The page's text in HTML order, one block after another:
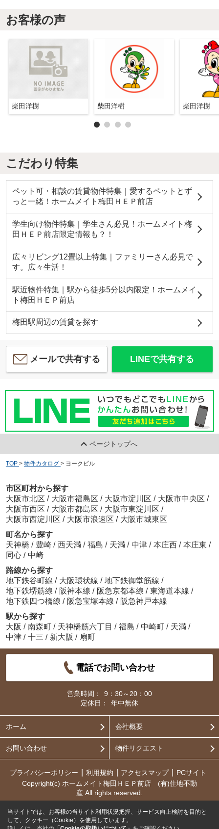
お客様の声
柴田洋樹 柴田洋樹 柴田洋樹
こだわり特集
ペット可・相談の賃貸物件特集｜愛するペットとず
っと一緒！ホームメイト梅田ＨＥＰ前店
学生向け物件特集｜学生さん必見！ホームメイト梅
田ＨＥＰ前店限定情報も？！
広々リビング12畳以上特集｜ファミリーさん必見で
す。広々生活！
駅近物件特集｜駅から徒歩5分以内限定！ホームメイ
ト梅田ＨＥＰ前店
梅田駅周辺の賃貸を探す
メールで共有する LINEで共有する
ページトップへ
TOP > 物件カタログ > ヨークビル
市区町村から探す
大阪市北区 / 大阪市福島区 / 大阪市淀川区 / 大阪市中央区 /
大阪市西区 / 大阪市都島区 / 大阪市東淀川区 /
大阪市西淀川区 / 大阪市浪速区 / 大阪市城東区
町名から探す
天神橋 / 豊崎 / 西天満 / 福島 / 天満 / 中津 / 本庄西 / 本庄東 /
同心 / 中崎
路線から探す
地下鉄谷町線 / 大阪環状線 / 地下鉄御堂筋線 /
地下鉄堺筋線 / 阪神本線 / 阪急京都本線 / 東海道本線 /
地下鉄四つ橋線 / 阪急宝塚本線 / 阪急神戸本線
駅から探す
大阪 / 南森町 / 天神橋筋六丁目 / 福島 / 中崎町 / 天満 /
中津 / 十三 / 新大阪 / 扇町
電話でお問い合わせ
営業時間：
9：30～20：00
定休日：
年中無休
ホーム 会社概要
お問い合わせ 物件リクエスト
プライバシーポリシー 利用規約 アクセスマップ
PCサイト
Copyright(c) ホームメイト梅田ＨＥＰ前店 (有)住地不動
産 All rights reserved.
当サイトでは、お客様の当サイト利用状況把握、サービス向上検討を目的と
して、クッキー（Cookie）を使用しています。